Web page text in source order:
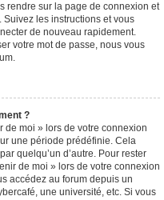
rendre sur la page de connexion et
Suivez les instructions et vous
de nouveau rapidement.
votre mot de passe, nous vous
?
de moi » lors de votre connexion
une période prédéfinie. Cela
quelqu’un d’autre. Pour rester
de moi » lors de votre connexion
accédez au forum depuis un
une université, etc. Si vous